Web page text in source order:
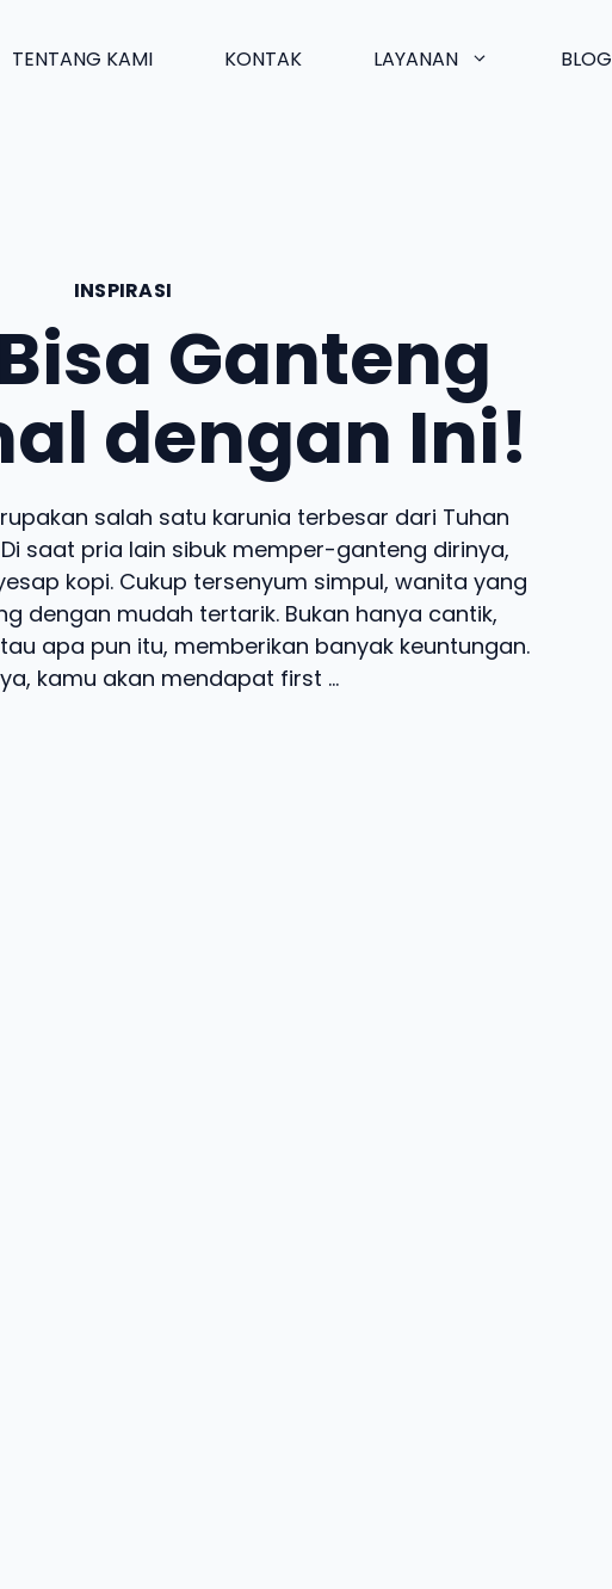
TENTANG KAMI KONTAK LAYANAN BLOG
INSPIRASI
Ganteng
dengan Ini!
salah satu karunia terbesar dari Tuhan
saat pria lain sibuk memper-ganteng dirinya,
kopi. Cukup tersenyum simpul, wanita yang
dengan mudah tertarik. Bukan hanya cantik,
apa pun itu, memberikan banyak keuntungan.
kamu akan mendapat first ...